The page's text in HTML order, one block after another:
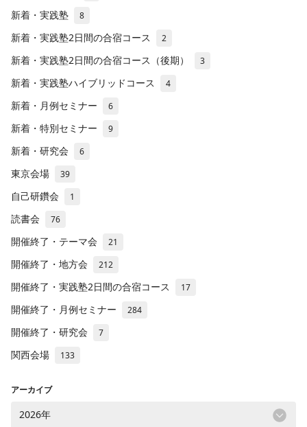
新着・実践塾 8
新着・実践塾2日間の合宿コース 2
新着・実践塾2日間の合宿コース（後期） 3
新着・実践塾ハイブリッドコース 4
新着・月例セミナー 6
新着・特別セミナー 9
新着・研究会 6
東京会場 39
自己研鑽会 1
読書会 76
開催終了・テーマ会 21
開催終了・地方会 212
開催終了・実践塾2日間の合宿コース 17
開催終了・月例セミナー 284
開催終了・研究会 7
関西会場 133
アーカイブ
2026年